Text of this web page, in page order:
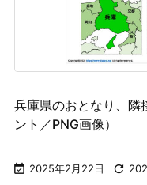
兵庫県のおとなり、隣
ント／PNG画像）
 2025年2月22日 